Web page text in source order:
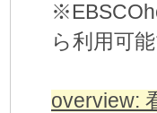
ら利用可
overview: